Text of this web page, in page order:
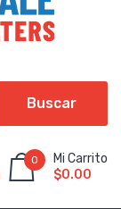
Buscar
0
Mi Carrito
$0.00